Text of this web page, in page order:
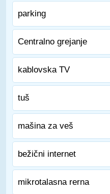
parking
Centralno grejanje
kablovska TV
tuš
mašina za veš
bežični internet
mikrotalasna rerna